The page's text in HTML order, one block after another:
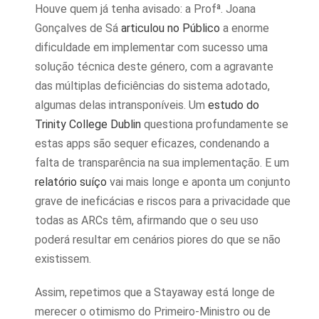
Houve quem já tenha avisado: a Profª. Joana
Gonçalves de Sá articulou no Público a enorme
dificuldade em implementar com sucesso uma
solução técnica deste género, com a agravante
das múltiplas deficiências do sistema adotado,
algumas delas intransponíveis. Um estudo do
Trinity College Dublin questiona profundamente se
estas apps são sequer eficazes, condenando a
falta de transparência na sua implementação. E um
relatório suíço vai mais longe e aponta um conjunto
grave de ineficácias e riscos para a privacidade que
todas as ARCs têm, afirmando que o seu uso
poderá resultar em cenários piores do que se não
existissem.
Assim, repetimos que a Stayaway está longe de
merecer o otimismo do Primeiro-Ministro ou de